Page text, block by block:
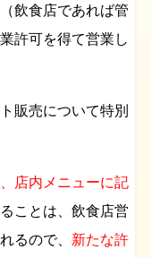
飲食店であれば管
許可を得て営業し
販売について特別
店内メニューに記
ことは、飲食店営
るので、 新たな許